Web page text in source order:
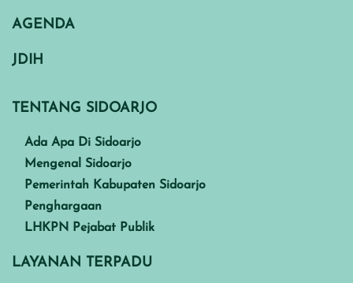
AGENDA
JDIH
TENTANG SIDOARJO
Ada Apa Di Sidoarjo
Mengenal Sidoarjo
Pemerintah Kabupaten Sidoarjo
Penghargaan
LHKPN Pejabat Publik
LAYANAN TERPADU